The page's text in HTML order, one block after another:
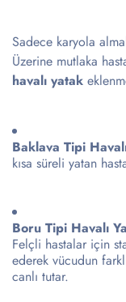
Sadece karyola
Üzerine mutlaka
havalı yatak
Baklava Tipi
kısa süreli yatan
Boru Tipi Havalı
Felçli hastalar için
ederek vücudun
canlı tutar.